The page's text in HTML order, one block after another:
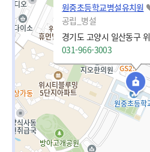
원중초등학교병설유치원
공립_병설
경기도 고양시 일산동구
031-966-3003